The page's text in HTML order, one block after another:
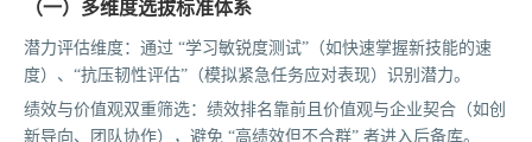
（一）多维度选拔标准体系
潜力评估维度：通过 “学习敏锐度测试”（如快速掌握新技能的速
度）、“抗压韧性评估”（模拟紧急任务应对表现）识别潜力。
绩效与价值观双重筛选：绩效排名靠前且价值观与企业契合（如创
新导向、团队协作），避免 “高绩效但不合群” 者进入后备库。